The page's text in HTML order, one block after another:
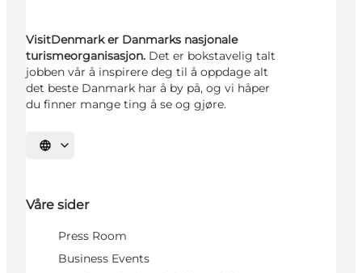
VisitDenmark er Danmarks nasjonale
turismeorganisasjon. Det er bokstavelig talt
jobben vår å inspirere deg til å oppdage alt
det beste Danmark har å by på, og vi håper
du finner mange ting å se og gjøre.
Velg språk
Våre sider
Press Room
Business Events